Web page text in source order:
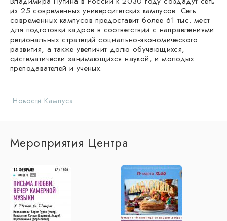
из 25 современных университетских кампусов. Сеть
современных кампусов предоставит более 61 тыс. мест
для подготовки кадров в соответствии с направлениями
региональных стратегий социально-экономического
развития, а также увеличит долю обучающихся,
систематически занимающихся наукой, и молодых
преподавателей и ученых.
Новости Кампуса
Мероприятия Центра